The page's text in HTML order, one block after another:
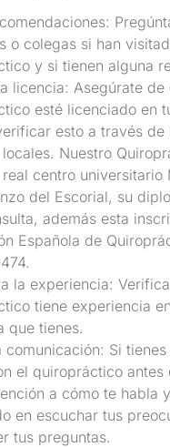
o colegas si han
y si tienen alguna
licencia: Asegúrate de
esté licenciado en
esto a través de
Nuestro
centro universitario
del Escorial, su
además esta
Española de
la experiencia:
tiene experiencia
que tienes.
comunicación: Si
el quiropráctico antes
a cómo te habla
en escuchar tus
tus preguntas.